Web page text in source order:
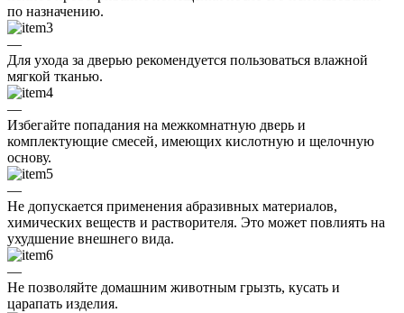
по назначению.
—
Для ухода за дверью рекомендуется пользоваться влажной
мягкой тканью.
—
Избегайте попадания на межкомнатную дверь и
комплектующие смесей, имеющих кислотную и щелочную
основу.
—
Не допускается применения абразивных материалов,
химических веществ и растворителя. Это может повлиять на
ухудшение внешнего вида.
—
Не позволяйте домашним животным грызть, кусать и
царапать изделия.